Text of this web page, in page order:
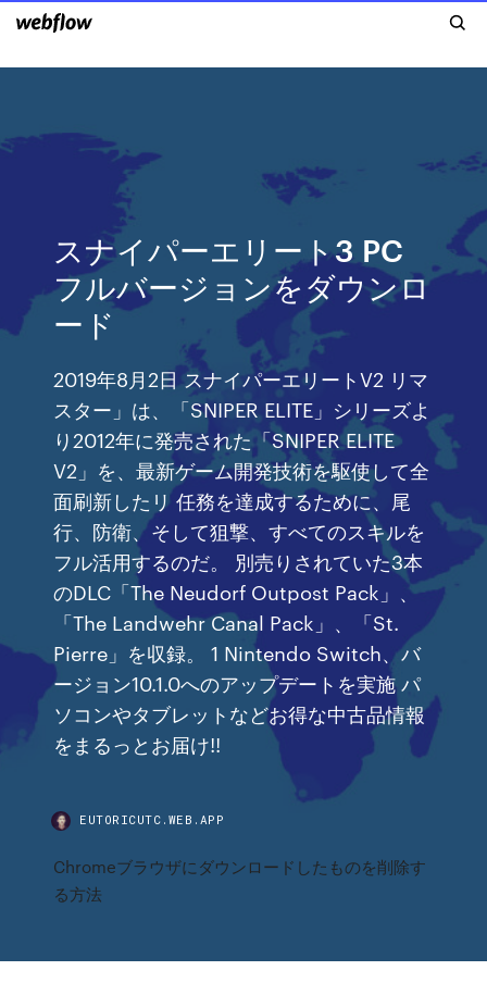
スナイパーエリート3 PC
フルバージョンをダウンロ
ード
2019年8月2日 スナイパーエリートV2 リマ
スター」は、「SNIPER ELITE」シリーズよ
り2012年に発売された「SNIPER ELITE
V2」を、最新ゲーム開発技術を駆使して全
面刷新したリ 任務を達成するために、尾
行、防衛、そして狙撃、すべてのスキルを
フル活用するのだ。 別売りされていた3本
のDLC「The Neudorf Outpost Pack」、
「The Landwehr Canal Pack」、「St.
Pierre」を収録。 1 Nintendo Switch、バ
ージョン10.1.0へのアップデートを実施 パ
ソコンやタブレットなどお得な中古品情報
をまるっとお届け!!
EUTORICUTC.WEB.APP
Chromeブラウザにダウンロードしたものを削除す
る方法